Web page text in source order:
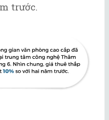
trước.